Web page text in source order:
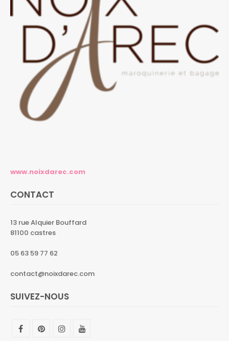
www.noixdarec.com
CONTACT
13 rue Alquier Bouffard
81100 castres
05 63 59 77 62
contact@noixdarec.com
SUIVEZ-NOUS